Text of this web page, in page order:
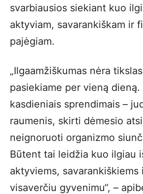
svarbiausios siekiant kuo
aktyviam, savarankiškam ir
pajėgiam.
„Ilgaamžiškumas nėra
pasiekiame per vieną
kasdieniais sprendimais –
raumenis, skirti dėmesio
neignoruoti organizmo
Būtent tai leidžia kuo ilgiau
aktyviems, savarankiškiems
visaverčiu gyvenimu“, –